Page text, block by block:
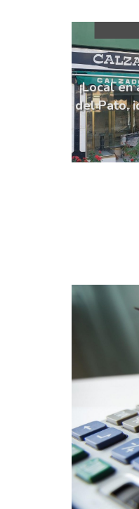
¡Local
del Pato,